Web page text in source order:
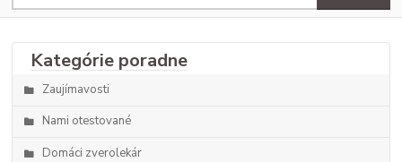
Zaujímavosti
Nami otestované
Domáci zverolekár